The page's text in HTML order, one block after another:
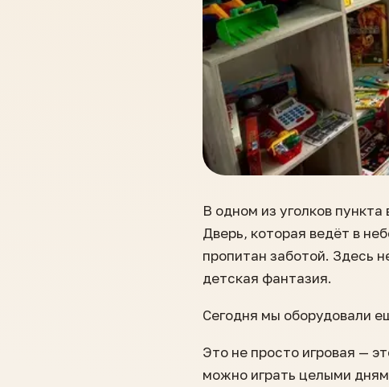
В одном из уголков
Дверь, которая ведёт в
пропитан заботой. Здесь
детская фантазия.
Сегодня мы оборудовали
Это не просто игровая —
можно играть целыми